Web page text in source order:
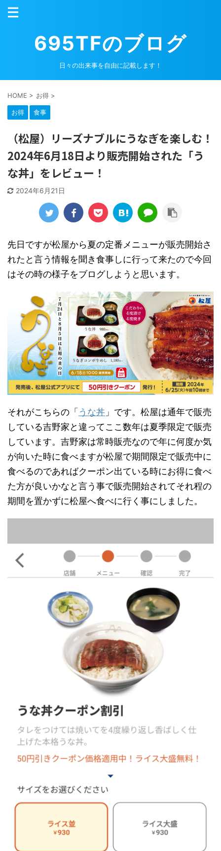
695TFのブログ
日々の出来事を自由に記載します！
HOME > お得 >
お得 食事
（松屋）リーズナブルにうなぎを楽しむ！
2024年6月18日より販売開始された「う
な丼」をレビュー！
2024年6月21日
先日ですが松屋から夏の定番メニューが販売開始さ
れたと言う情報を聞き食事しに行って来たので今回
はその時の様子をブログしようと思います。
それがこちらの「 うな丼 」です。松屋は通年で販売
している吉野家と違ってここ数年は夏季限定で販売
しています。吉野家は常時販売なので年に何度か気
が向いた時に食べますが松屋で期間限定で販売中に
食べるのであればクーポン出ている時にお得に食べ
た方が良いかなと言う事で販売開始されてそれ程の
期間を置かずに松屋へ食べに行く事にしました。